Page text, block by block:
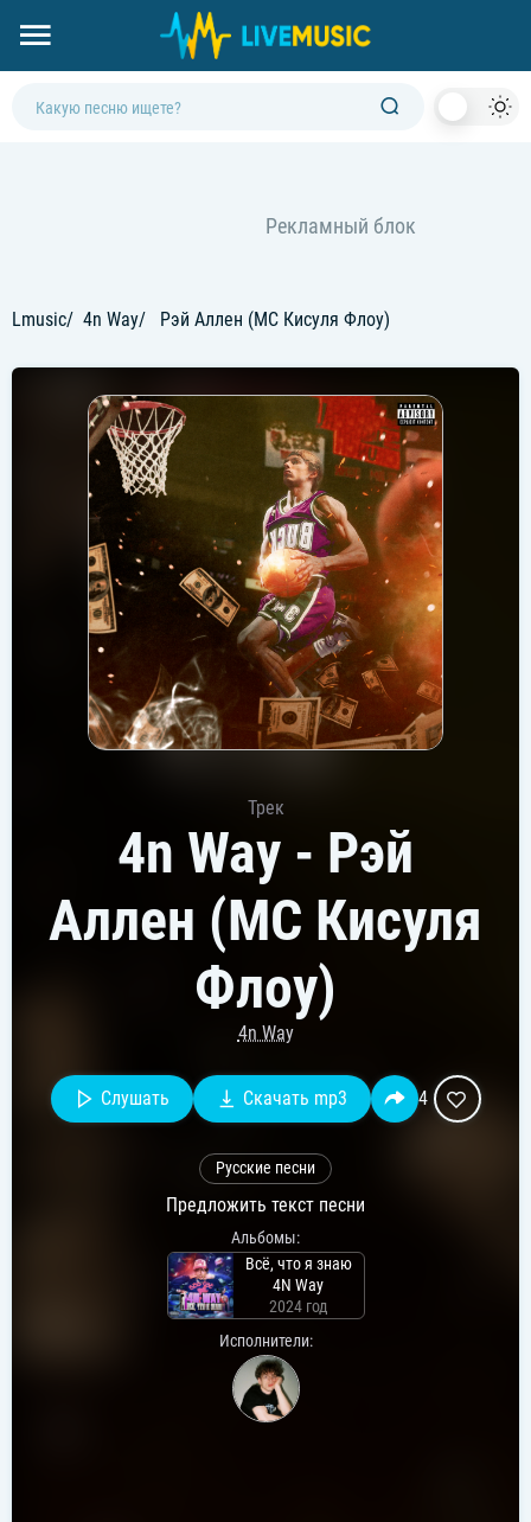
Lmusic 4n Way Рэй Аллен (МС Кисуля Флоу)
Трек
4n Way - Рэй
Аллен (МС Кисуля
Флоу)
4n Way
Слушать Скачать mp3 4
Русские песни
Предложить текст песни
Альбомы:
Всё, что я знаю
4N Way
2024 год
Исполнители: